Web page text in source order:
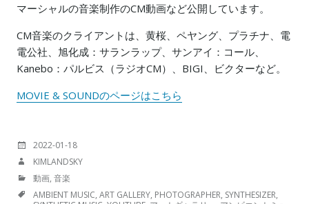
マーシャルの音楽制作のCM動画など公開しています。
CM音楽のクライアントは、黄桜、ペヤング、プラチナ、電
電公社、旭化成：サランラップ、サンアイ：コール、
Kanebo：パルビス（ラジオCM）、BIGI、ビクターなど。
MOVIE & SOUNDのページはこちら
投
日:
2022-01-18
投
稿
者:
KIMLANDSKY
カ
ゴ
動画, 音楽
TAGS
AMBIENT MUSIC, ART GALLERY, PHOTOGRAPHER, SYNTHESIZER,